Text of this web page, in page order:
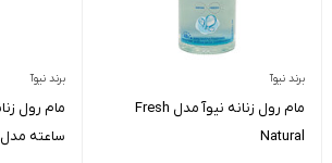
برند نیوآ
مام رول زنانه نیوآ مدل Fresh
Natural
برند نیوآ
ساعته مدل Dry Comfort